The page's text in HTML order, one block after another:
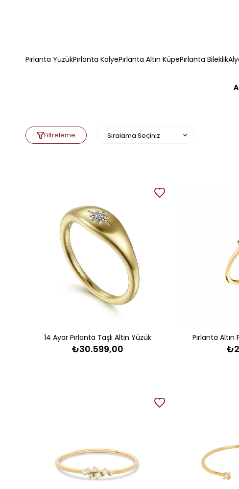
Pırlanta YüzükPırlanta KolyePırlanta Altın KüpePırlanta Bileklik
Filtreleme
14 Ayar Pırlanta Taşlı Altın Yüzük
₺30.599,00
Pırlanta